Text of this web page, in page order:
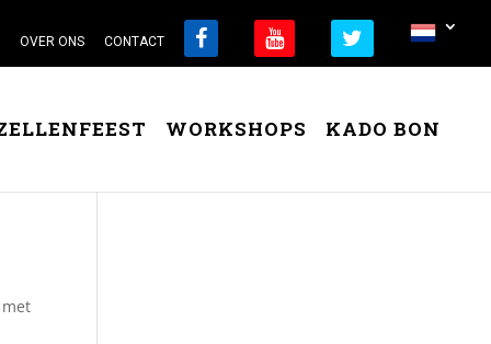
OVER ONS CONTACT
WORKSHOPS KADO BON